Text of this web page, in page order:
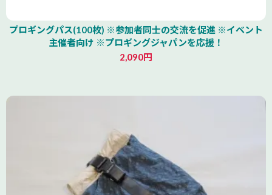
プロギングパス(100枚) ※参加者同士の交流を促進 ※イベント
主催者向け ※プロギングジャパンを応援！
2,090円